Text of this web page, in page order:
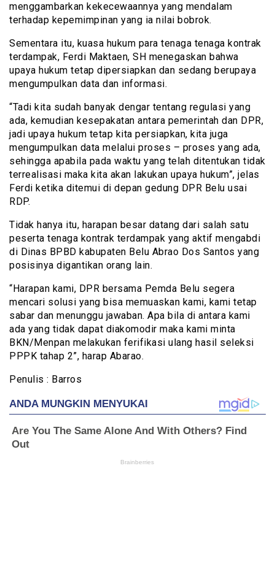
menggambarkan kekecewaannya yang mendalam
terhadap kepemimpinan yang ia nilai bobrok.
Sementara itu, kuasa hukum para tenaga tenaga kontrak
terdampak, Ferdi Maktaen, SH menegaskan bahwa
upaya hukum tetap dipersiapkan dan sedang berupaya
mengumpulkan data dan informasi.
“Tadi kita sudah banyak dengar tentang regulasi yang
ada, kemudian kesepakatan antara pemerintah dan DPR,
jadi upaya hukum tetap kita persiapkan, kita juga
mengumpulkan data melalui proses – proses yang ada,
sehingga apabila pada waktu yang telah ditentukan tidak
terrealisasi maka kita akan lakukan upaya hukum”, jelas
Ferdi ketika ditemui di depan gedung DPR Belu usai
RDP.
Tidak hanya itu, harapan besar datang dari salah satu
peserta tenaga kontrak terdampak yang aktif mengabdi
di Dinas BPBD kabupaten Belu Abrao Dos Santos yang
posisinya digantikan orang lain.
“Harapan kami, DPR bersama Pemda Belu segera
mencari solusi yang bisa memuaskan kami, kami tetap
sabar dan menunggu jawaban. Apa bila di antara kami
ada yang tidak dapat diakomodir maka kami minta
BKN/Menpan melakukan ferifikasi ulang hasil seleksi
PPPK tahap 2”, harap Abarao.
Penulis : Barros